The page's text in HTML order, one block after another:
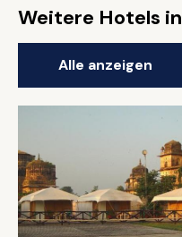
Weitere Hotels
Alle anzeigen